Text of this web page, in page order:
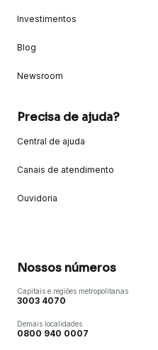
Investimentos
Blog
Newsroom
Precisa de ajuda?
Central de ajuda
Canais de atendimento
Ouvidoria
Nossos números
Capitais e regiões metropolitanas
3003 4070
Demais localidades
0800 940 0007